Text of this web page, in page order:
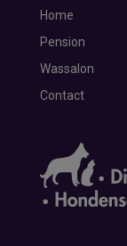
Home
Pension
Wassalon
Contact